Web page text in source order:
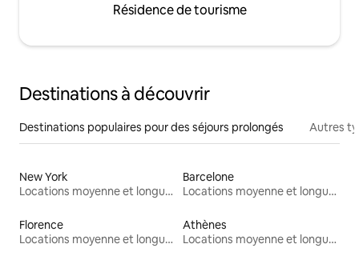
Résidence de tourisme
Destinations à découvrir
Destinations populaires pour des séjours prolongés Autres
New York
Locations moyenne et longue durée
Barcelone
Locations moyenne et longue durée
Florence
Locations moyenne et longue durée
Athènes
Locations moyenne et longue durée